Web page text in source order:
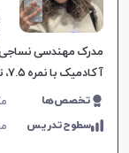
مدرک مهندسی نساجی
محور در آموزش
تخصص‌ها
سطوح‌تدریس